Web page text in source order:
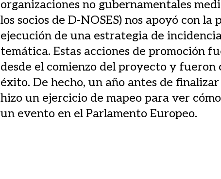
organizaciones no gubernamentales
los socios de D-NOSES) nos apoyó con
ejecución de una estrategia de
temática. Estas acciones de promoción
desde el comienzo del proyecto y fueron
éxito. De hecho, un año antes de
hizo un ejercicio de mapeo para ver
un evento en el Parlamento Europeo.